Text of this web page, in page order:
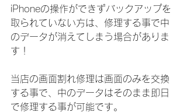
iPhoneの操作ができずバックアップを
取られていない方は、修理する事で中
のデータが消えてしまう場合がありま
す！
当店の画面割れ修理は画面のみを交換
する事で、中のデータはそのまま即日
で修理する事が可能です。